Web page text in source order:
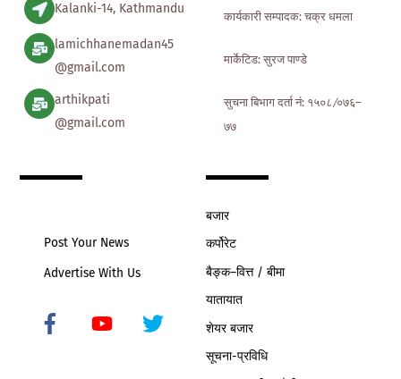
Kalanki-14, Kathmandu
lamichhanemadan45
@gmail.com
arthikpati
@gmail.com
कार्यकारी सम्पादक: चक्र धमला
मार्केटिड: सुरज पाण्डे
सुचना बिभाग दर्ता नं: १५०८ ∕०७६–
७७
Post Your News
Advertise With Us
Icon
बजार
कर्पोरेट
बैङ्क–वित्त / बीमा
यातायात
शेयर बजार
सूचना-प्रविधि